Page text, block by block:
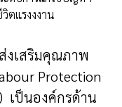
แรงงงาน
งเสริมคุณภาพ
Protection
เป็นองค์กรด้าน